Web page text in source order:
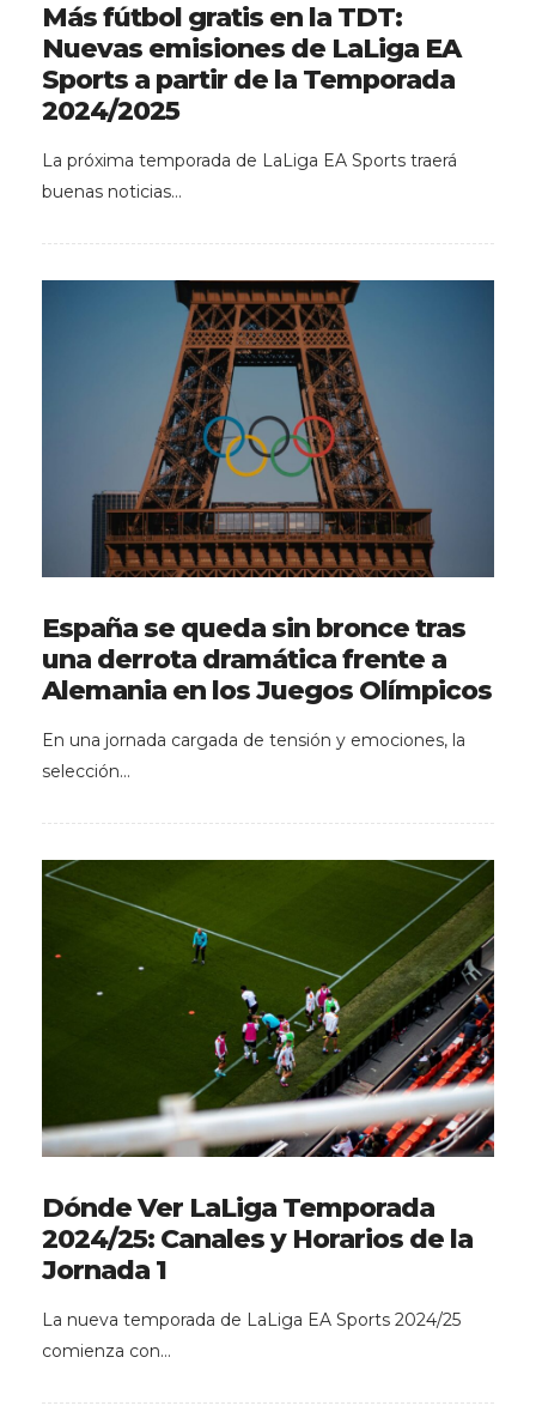
Más fútbol gratis en la TDT:
Nuevas emisiones de LaLiga EA
Sports a partir de la Temporada
2024/2025
La próxima temporada de LaLiga EA Sports traerá
buenas noticias…
España se queda sin bronce tras
una derrota dramática frente a
Alemania en los Juegos Olímpicos
En una jornada cargada de tensión y emociones, la
selección…
Dónde Ver LaLiga Temporada
2024/25: Canales y Horarios de la
Jornada 1
La nueva temporada de LaLiga EA Sports 2024/25
comienza con…